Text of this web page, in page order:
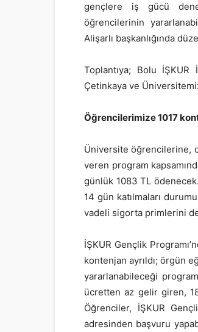
gençlere iş gücü
öğrencilerinin
Alişarlı başkanlığında
Toplantıya; Bolu
Çetinkaya ve
Öğrencilerimize 1017
Üniversite öğrencilerine,
veren program
günlük 1083 TL
14 gün katılmaları
vadeli sigorta primlerini
İŞKUR Gençlik
kontenjan ayrıldı; örgün
yararlanabileceği
ücretten az gelir giren,
Öğrenciler, İŞKUR
adresinden başvuru